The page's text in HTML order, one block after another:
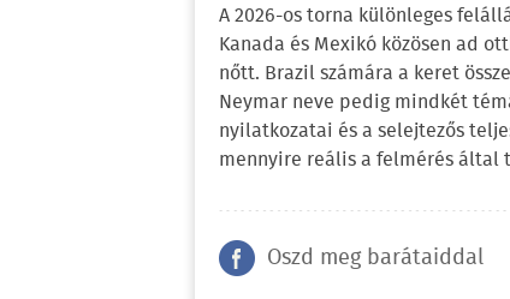
A 2026-os torna különleges
Kanada és Mexikó közösen ad
nőtt. Brazil számára a keret
Neymar neve pedig mindkét
nyilatkozatai és a selejtezős
mennyire reális a felmérés által
Oszd meg barátaiddal